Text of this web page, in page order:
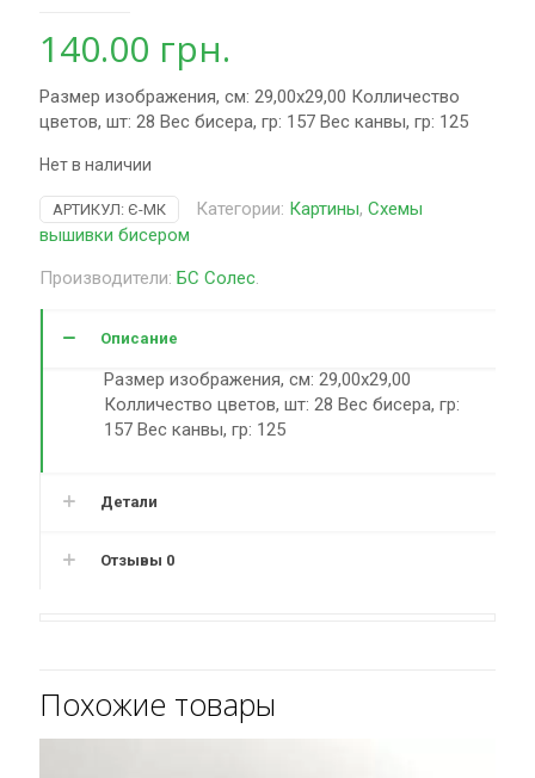
140.00 грн.
Размер изображения, см: 29,00х29,00 Колличество
цветов, шт: 28 Вес бисера, гр: 157 Вес канвы, гр: 125
Нет в наличии
АРТИКУЛ: Є-МК Категории: Картины, Схемы
вышивки бисером
Производители: БС Солес.
Описание
Размер изображения, см: 29,00х29,00
Колличество цветов, шт: 28 Вес бисера, гр:
157 Вес канвы, гр: 125
Детали
Отзывы 0
Похожие товары